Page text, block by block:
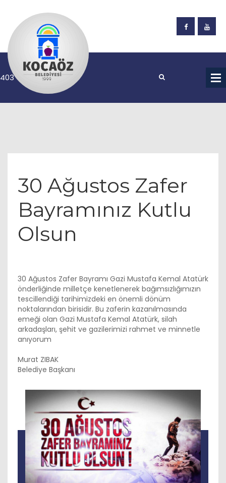
30 Ağustos Zafer
Bayramınız Kutlu
Olsun
30 Ağustos Zafer Bayramı Gazi Mustafa Kemal Atatürk
önderliğinde milletçe kenetlenerek bağımsızlığımızın
tescillendiği tarihimizdeki en önemli dönüm
noktalarından birisidir. Bu zaferin kazanılmasında
emeği olan Gazi Mustafa Kemal Atatürk, silah
arkadaşları, şehit ve gazilerimizi rahmet ve minnetle
anıyorum
Murat ZIBAK
Belediye Başkanı